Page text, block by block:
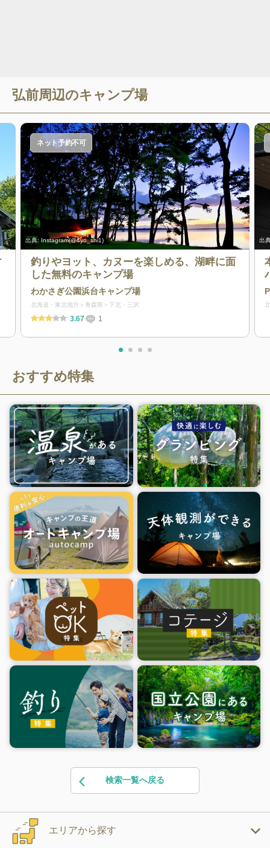
弘前周辺のキャンプ場
出典:Instagram(@4yo_shi1)
ネット予約不可
釣りやヨット、カヌーを楽しめる、湖畔に面
した無料のキャンプ場
わかさぎ公園浜台キャンプ場
北海道・東北地方 青森県 下北・三沢
3.67 1
出
おすすめ特集
検索一覧へ戻る
エリアから探す